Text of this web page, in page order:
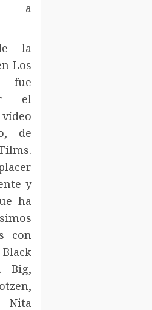
a
la
Los
el
de
y
ha
con
Big,
Nita